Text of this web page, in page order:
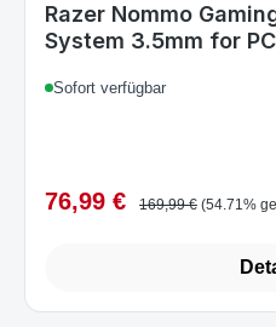
Razer Nommo
System 3.5mm for
Sofort verfügbar
Verkaufspreis:
76,99 € Regulärer Preis:
169,99 € (54.71%